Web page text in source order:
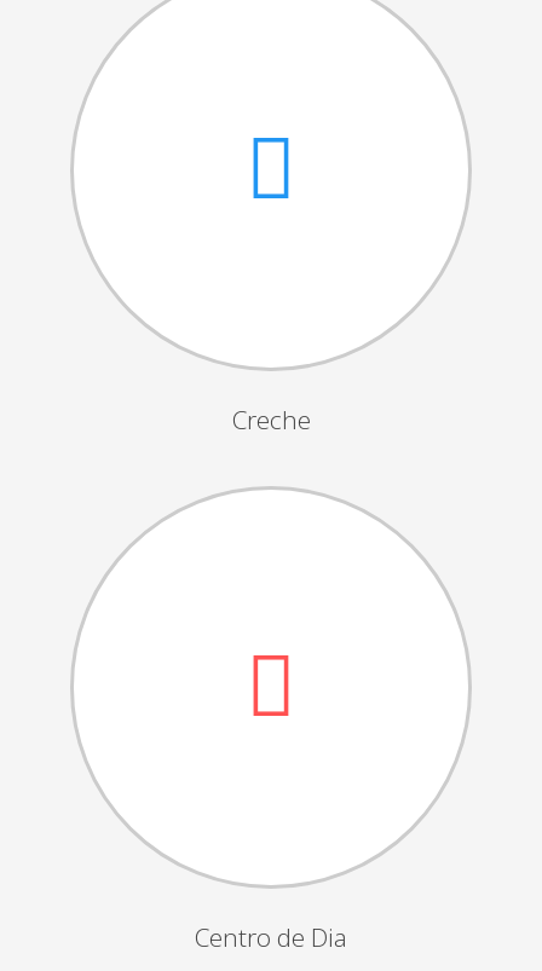
Dia da Amizade
Dia da Mulher
Dia do Pai
Festejos da Páscoa
Dia da Mãe
Dia Mundial da Criança
Marchas Populares
Dia de S.Martinho
Aniversários da Instituição
Almoço / Lanche de Natal
Atividades Semanais
Feiras e Exposições
Grupos Musicais do Centro de Dia
Outras Actividades
Passeio Vila Nova de Cerveira
Passeio Convívio em Pombal
Creche
Centro de Dia